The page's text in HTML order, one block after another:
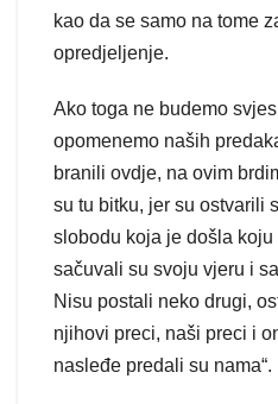
kao da se samo na tome
opredjeljenje.
Ako toga ne budemo
opomenemo naših
branili ovdje, na ovim
su tu bitku, jer su ostvarili
slobodu koja je došla
sačuvali su svoju vjeru i
Nisu postali neko drugi,
njihovi preci, naši preci i
nasleđe predali su nama“.